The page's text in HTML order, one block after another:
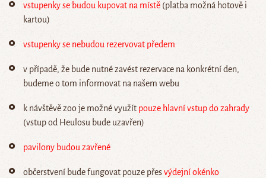
vstupenky se budou kupovat na místě (platba možná hotově i
kartou)
vstupenky se nebudou rezervovat předem
v případě, že bude nutné zavést rezervace na konkrétní den,
budeme o tom informovat na našem webu
k návštěvě zoo je možné využít pouze hlavní vstup do zahrady
(vstup od Heulosu bude uzavřen)
pavilony budou zavřené
občerstvení bude fungovat pouze přesvýdejní okénko